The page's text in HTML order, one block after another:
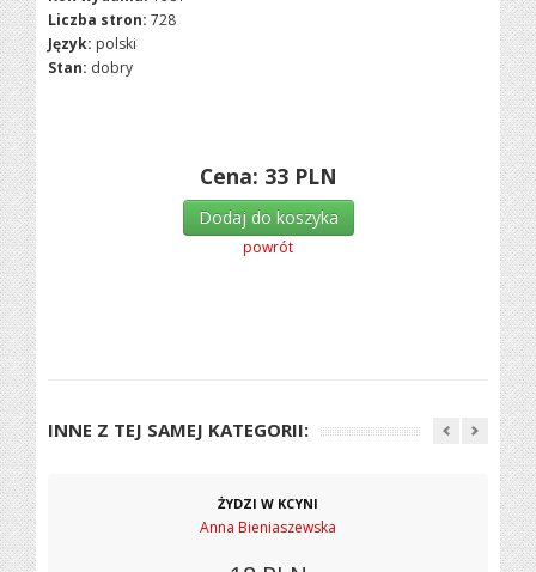
Liczba stron: 728
Język: polski
Stan: dobry
Cena: 33 PLN
Dodaj do koszyka
powrót
INNE Z TEJ SAMEJ KATEGORII:
ŻYDZI W KCYNI
Anna Bieniaszewska